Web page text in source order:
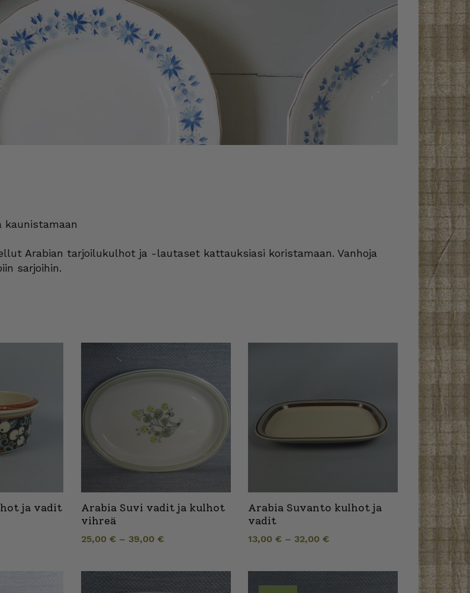
kaunistamaan
Arabian tarjoilukulhot ja -lautaset kattauksiasi koristamaan. Vanhoja
sarjoihin.
ja vadit
Arabia Suvi vadit ja kulhot
vihreä
25,00 €– 39,00 €
Arabia Suvanto kulhot ja
vadit
13,00 €– 32,00 €